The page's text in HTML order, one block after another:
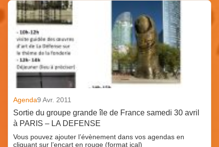
Agenda9 Avr. 2011
Sortie du groupe grande île de France samedi 30 avril
à PARIS – LA DEFENSE
Vous pouvez ajouter l’évènement dans vos agendas en
cliquant sur l’encart en rouge (format ical)